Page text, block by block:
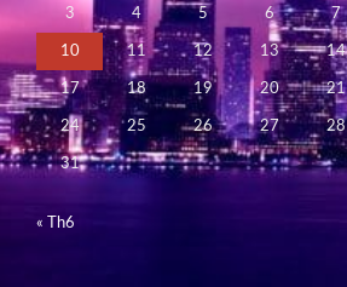
3 4 5 6 7
10 11 12 13 14
17 18 19 20 21
24 25 26 27 28
31
« Th6